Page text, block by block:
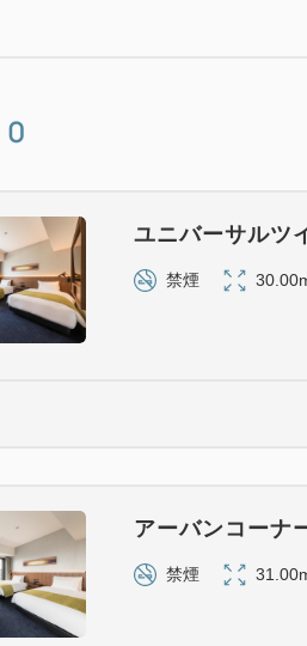
0
ユニバーサルツ
禁煙
アーバンコーナ
禁煙